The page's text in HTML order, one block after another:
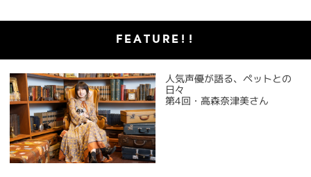
FEATURE!!
人気声優が語る、ペットとの
日々
第4回・高森奈津美さん